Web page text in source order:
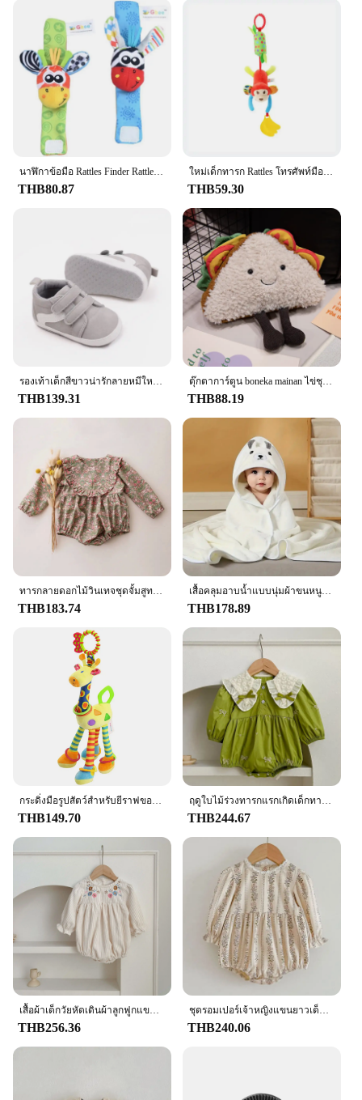
นาฬิกาข้อมือ Rattles Finder Rattle ถุงเท้าเด็กวัยหัดเดินของเล่นมือสร้อยข้อมือสายรัดข้อมือ Rattle ทารกแรกเกิดของเล่น0-12เดือน
THB80.87
ใหม่เด็กทารก Rattles โทรศัพท์มือถือการ์ตูนสัตว์ทารกของเล่นทารก Kasur Stroller แขวนเปลแขวน Bell ของเล่นตุ๊กตาสำหรับ0-12months
THB59.30
รองเท้าเด็กสีขาวน่ารักลายหมีใหม่พื้นรองเท้านุ่มสบายๆกันลื่นกีฬาสำหรับเด็กวัยหัดเดินเด็กหญิงเด็กชายแรก
THB139.31
ตุ๊กตาการ์ตูน boneka mainan ไข่ชุดขนมปังปิ้งขนมปังหมอนของตกแต่งแสนสนุกตุ๊กตา Comfort สำหรับเด็กทารกของขวัญคริสต์มาส
THB88.19
ทารกลายดอกไม้วินเทจชุดจั้มสูทเด็กผู้หญิง Baju Bayi perempuan ฤดูใบไม้ผลิสำหรับงานแต่งงาน
THB183.74
เสื้อคลุมอาบน้ำแบบนุ่มผ้าขนหนูทารกลายสัตว์การ์ตูนสำหรับเด็กหญิงเด็กชายผ้าหุ้มตัวเด็กให้ความอบอุ่นสำหรับเด็กแรกเกิด
THB178.89
กระดิ่งมือรูปสัตว์สำหรับยีราฟของเล่นกระดิ่งสัตว์ยีราฟแบบนิ่ม
THB149.70
ฤดูใบไม้ร่วงทารกแรกเกิดเด็กทารกหญิงRomperเสื้อผ้าเด็กปักโบว์เจ้าหญิงผ้าฝ้ายRompersลูกไม้เด็กทารกJumpsuit Playsuit
THB244.67
THB256.36 THB240.06